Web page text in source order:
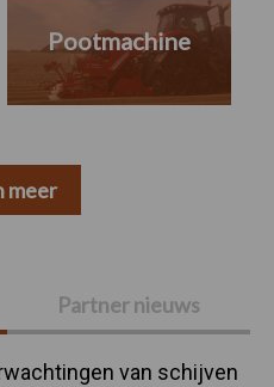
Partner nieuws
van schijven
Pootmachine
meer